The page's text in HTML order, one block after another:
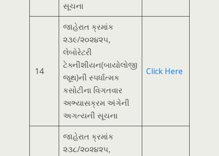
સૂચના
14
જાહેરાત ક્રમાંક
૨૩૯/૨૦૨૪૨૫,
લેબોરેટરી
ટેક્નીશીયન(બાયોલોજી
જૂથ)ની સ્પર્ધાત્મક
કસોટીના વિગતવાર
અભ્યાસક્રમ અંગેની
અગત્યની સૂચના
Click Here
જાહેરાત ક્રમાંક
૨૩૮/૨૦૨૪૨૫,